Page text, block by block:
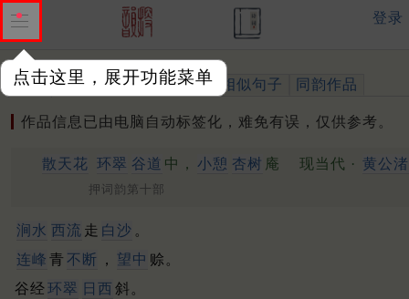
点击这里，展开功能菜单
登录
作品 标注四声 出处、引用 相似句子 同韵作品
作品信息已由电脑自动标签化，难免有误，仅供参考。
散天花 环翠 谷道 中， 小憩 杏树 庵 现当代 · 黄公渚
押词韵第十部
涧水 西流 走 白沙 。
连峰 青 不断 ， 望中 赊。
谷经环翠 日西 斜。